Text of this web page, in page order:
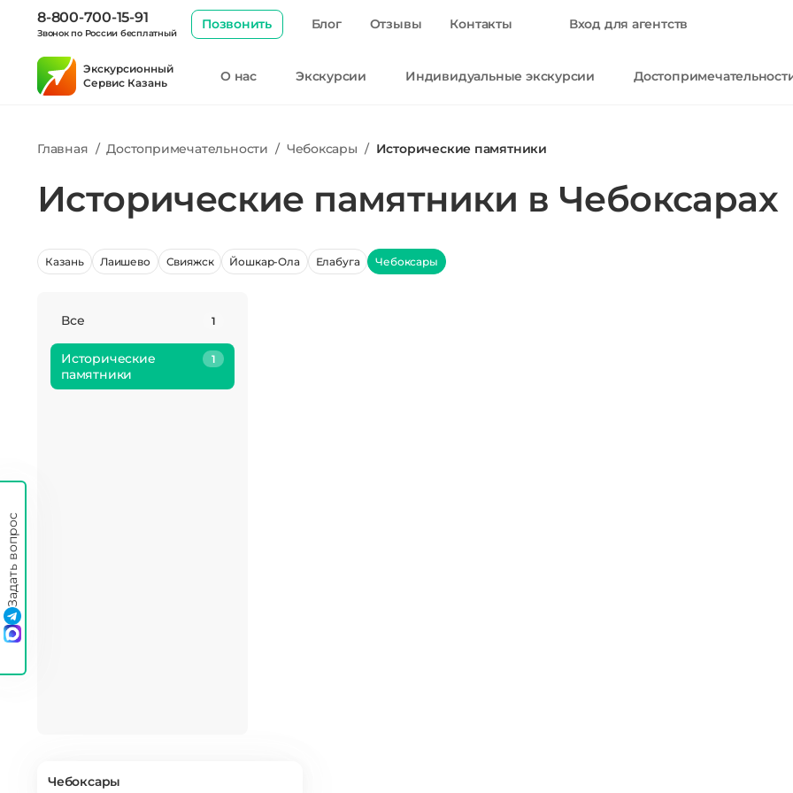
Задать вопрос
8-800-700-15-91
Звонок по России бесплатный
Позвонить Блог Отзывы Контакты Вход для агентств
Экскурсионный
Сервис Казань
О нас Экскурсии Индивидуальные экскурсии
Главная / Достопримечательности / Чебоксары / Исторические памятники
Исторические памятники в Чебоксарах
Казань Лаишево Свияжск Йошкар-Ола Елабуга Чебоксары
Все 1
Исторические
памятники
1
Чебоксары